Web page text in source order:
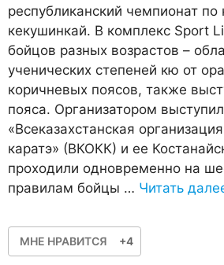
республиканский чемпионат по
кекушинкай. В комплекс Sport
бойцов разных возрастов –
ученических степеней кю от
коричневых поясов, также
пояса. Организатором
«Всеказахстанская
каратэ» (ВКОКК) и ее
проходили одновременно на
правилам бойцы … Читать
МНЕ НРАВИТСЯ +4